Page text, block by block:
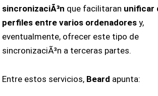
sincronizaciÃ³n que facilitaran unificar
perfiles entre varios ordenadoresy,
eventualmente, ofrecer este tipo de
sincronizaciÃ³n a terceras partes.
Entre estos servicios, Beard apunta: